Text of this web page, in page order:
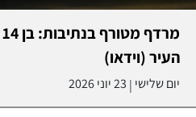
העיר (וידאו)
יום שלישי | 23 יוני 2026